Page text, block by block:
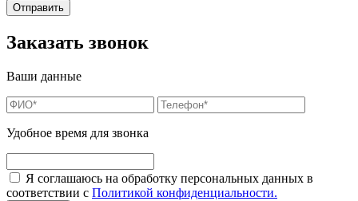
Заказать звонок
Ваши данные
Удобное время для звонка
Я соглашаюсь на обработку персональных данных в
соответствии с Политикой конфиденциальности.